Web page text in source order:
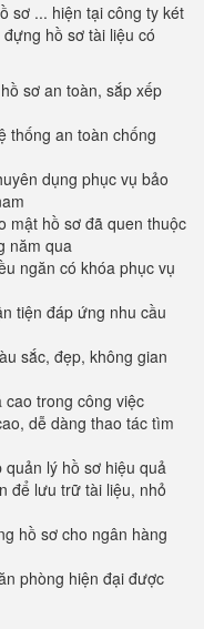
sơ ... hiện tại công ty két
hồ sơ tài liệu có
sơ an toàn, sắp xếp
thống an toàn chống
dụng phục vụ bảo
mật hồ sơ đã quen thuộc
năm qua
ngăn có khóa phục vụ
tiện đáp ứng nhu cầu
sắc, đẹp, không gian
cao trong công việc
dễ dàng thao tác tìm
lý hồ sơ hiệu quả
để lưu trữ tài liệu, nhỏ
hồ sơ cho ngân hàng
phòng hiện đại được